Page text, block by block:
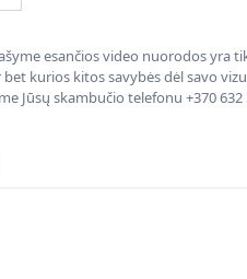
esančios video nuorodos
kurios kitos savybės dėl savo
Jūsų skambučio telefonu +370